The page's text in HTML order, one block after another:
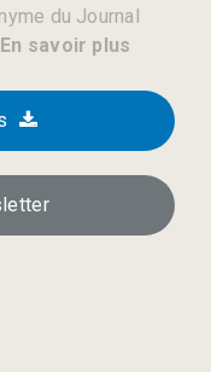
du Journal
En savoir plus